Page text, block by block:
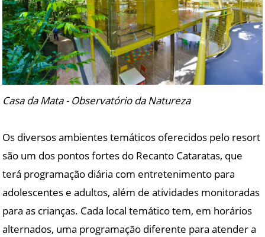
Casa da Mata - Observatório da Natureza
Os diversos ambientes temáticos oferecidos pelo resort
são um dos pontos fortes do Recanto Cataratas, que
terá programação diária com entretenimento para
adolescentes e adultos, além de atividades monitoradas
para as crianças. Cada local temático tem, em horários
alternados, uma programação diferente para atender a